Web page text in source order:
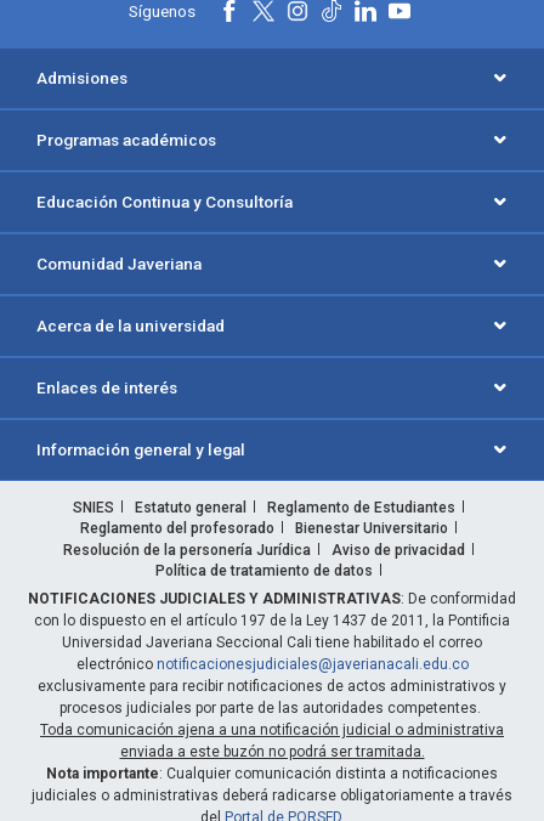
Síguenos
Admisiones
Programas académicos
Educación Continua y Consultoría
Comunidad Javeriana
Acerca de la universidad
Enlaces de interés
Información general y legal
SNIES Estatuto general
Reglamento de Estudiantes
Reglamento del profesorado
Bienestar Universitario
Resolución de la personería Jurídica
Aviso de privacidad
Política de tratamiento de datos
NOTIFICACIONES JUDICIALES Y ADMINISTRATIVAS: De conformidad
con lo dispuesto en el artículo 197 de la Ley 1437 de 2011, la Pontificia
Universidad Javeriana Seccional Cali tiene habilitado el correo
electrónico notificacionesjudiciales@javerianacali.edu.co
exclusivamente para recibir notificaciones de actos administrativos y
procesos judiciales por parte de las autoridades competentes.
Toda comunicación ajena a una notificación judicial o administrativa
enviada a este buzón no podrá ser tramitada.
Nota importante: Cualquier comunicación distinta a notificaciones
judiciales o administrativas deberá radicarse obligatoriamente a través
del Portal de PQRSFD.